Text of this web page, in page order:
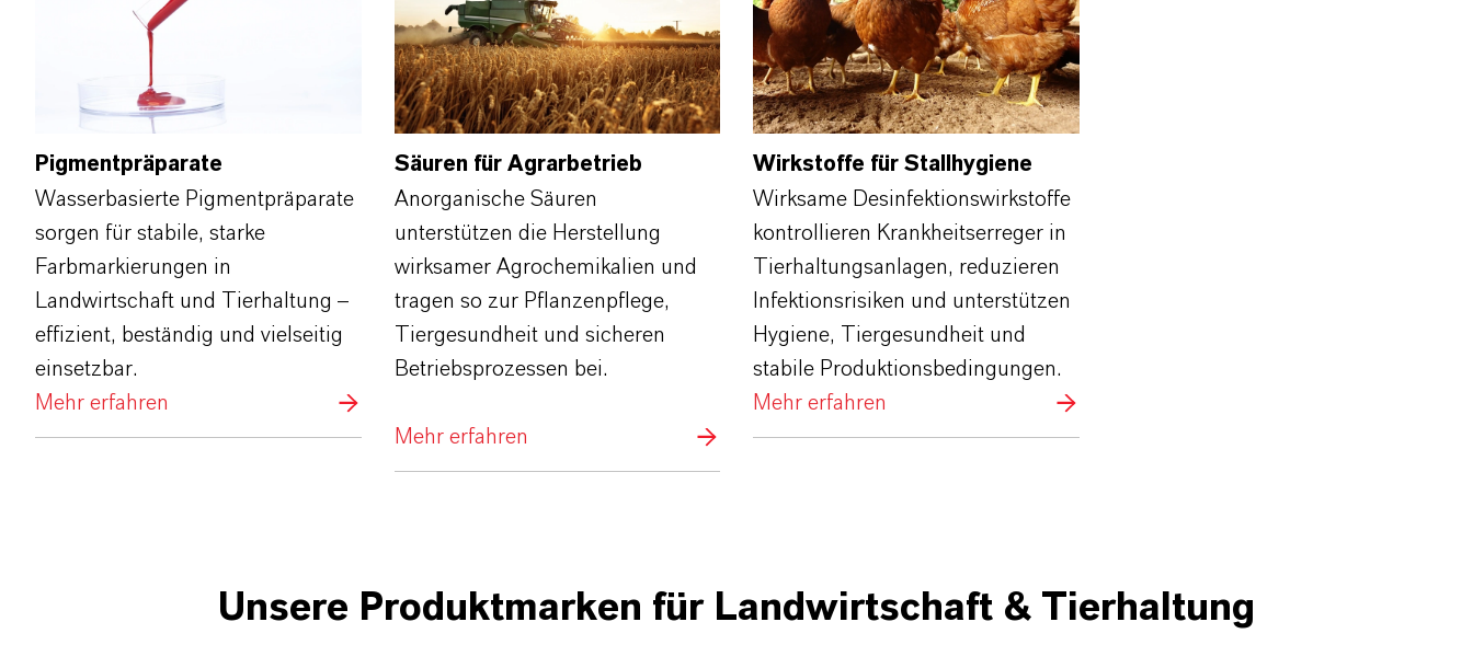
Pigmentpräparate
Wasserbasierte Pigmentpräparate
sorgen für stabile, starke
Farbmarkierungen in
Landwirtschaft und Tierhaltung –
effizient, beständig und vielseitig
einsetzbar.
Mehr erfahren
Säuren für Agrarbetrieb
Anorganische Säuren
unterstützen die Herstellung
wirksamer Agrochemikalien und
tragen so zur Pflanzenpflege,
Tiergesundheit und sicheren
Betriebsprozessen bei.
Mehr erfahren
Wirkstoffe für Stallhygiene
Wirksame Desinfektionswirkstoffe
kontrollieren Krankheitserreger in
Tierhaltungsanlagen, reduzieren
Infektionsrisiken und unterstützen
Hygiene, Tiergesundheit und
stabile Produktionsbedingungen.
Mehr erfahren
Unsere Produktmarken für Landwirtschaft & Tierhaltung